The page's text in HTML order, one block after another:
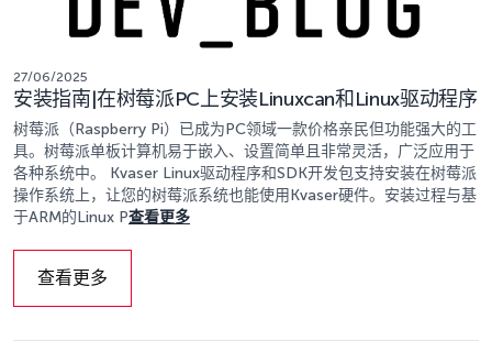
27/06/2025
安装指南|在树莓派PC上安装Linuxcan和Linux驱动程序
树莓派（Raspberry Pi）已成为PC领域一款价格亲民但功能强大的工
具。树莓派单板计算机易于嵌入、设置简单且非常灵活，广泛应用于
各种系统中。 Kvaser Linux驱动程序和SDK开发包支持安装在树莓派
操作系统上，让您的树莓派系统也能使用Kvaser硬件。安装过程与基
于ARM的Linux P查看更多
查看更多